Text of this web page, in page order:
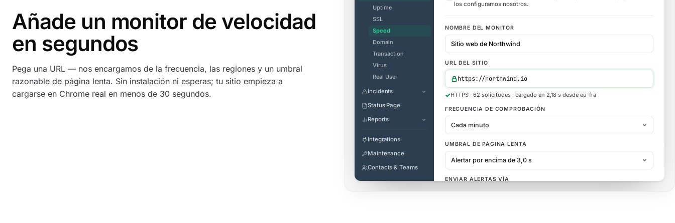
Añade un monitor de velocidad
en segundos
Pega una URL — nos encargamos de la frecuencia, las regiones y un umbral
razonable de página lenta. Sin instalación ni esperas; tu sitio empieza a
cargarse en Chrome real en menos de 30 segundos.
Uptime
SSL
Speed
Domain
Transaction
Virus
Real User
Incidents
Status Page
Reports
Integrations
Maintenance
Contacts & Teams
los configuramos nosotros.
NOMBRE DEL MONITOR
Sitio web de Northwind
URL DEL SITIO
https://northwind.io
HTTPS · 62 solicitudes · cargado en 2,18 s desde eu-fra
FRECUENCIA DE COMPROBACIÓN
Cada minuto
UMBRAL DE PÁGINA LENTA
Alertar por encima de 3,0 s
ENVIAR ALERTAS VÍA
Email × Slack × WhatsApp × SMS ×